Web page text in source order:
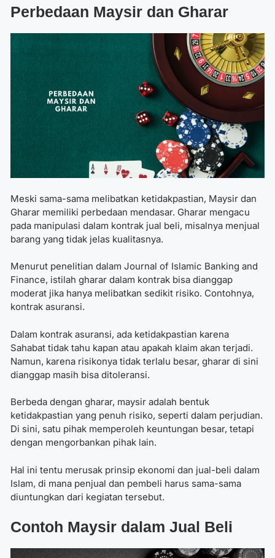
Perbedaan Maysir dan Gharar
Meski sama-sama melibatkan ketidakpastian, Maysir dan
Gharar memiliki perbedaan mendasar. Gharar mengacu
pada manipulasi dalam kontrak jual beli, misalnya menjual
barang yang tidak jelas kualitasnya.
Menurut penelitian dalam Journal of Islamic Banking and
Finance, istilah gharar dalam kontrak bisa dianggap
moderat jika hanya melibatkan sedikit risiko. Contohnya,
kontrak asuransi.
Dalam kontrak asuransi, ada ketidakpastian karena
Sahabat tidak tahu kapan atau apakah klaim akan terjadi.
Namun, karena risikonya tidak terlalu besar, gharar di sini
dianggap masih bisa ditoleransi.
Berbeda dengan gharar, maysir adalah bentuk
ketidakpastian yang penuh risiko, seperti dalam perjudian.
Di sini, satu pihak memperoleh keuntungan besar, tetapi
dengan mengorbankan pihak lain.
Hal ini tentu merusak prinsip ekonomi dan jual-beli dalam
Islam, di mana penjual dan pembeli harus sama-sama
diuntungkan dari kegiatan tersebut.
Contoh Maysir dalam Jual Beli